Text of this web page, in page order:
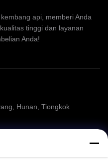
api, memberi Anda
tinggi dan layanan
Anda!
Hunan, Tiongkok